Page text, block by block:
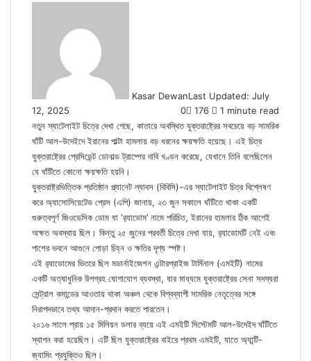
Kasar DewanLast Updated: July
12, 2025
0 176
1 minute read
নতুন স্যাটেলাইট চিত্রে দেখা গেছে, কাতারে অবস্থিত যুক্তরাষ্ট্রের সবচেয়ে বড় সামরিক
ঘাঁটি আল-উদেইদে ইরানের পাল্টা হামলায় বড় ধরনের ক্ষয়ক্ষতি হয়েছে। এই চিত্র
যুক্তরাষ্ট্রের প্রেসিডেন্ট ডোনাল্ড ট্রাম্পের দাবি খণ্ডন করেছে, যেখানে তিনি বলেছিলেন
যে ঘাঁটিতে কোনো ক্ষয়ক্ষতি হয়নি।
যুক্তরাষ্ট্রভিত্তিক প্রতিষ্ঠান প্ল্যানেট ল্যাবস (বিবিসি)-এর স্যাটেলাইট চিত্র বিশ্লেষণ
করে অ্যাসোসিয়েটেড প্রেস (এপি) জানায়, ২৩ জুন সকালে ঘাঁটিতে থাকা একটি
গুরুত্বপূর্ণ জিওডেসিক ডোম যা ‘র‍্যাডোম’ নামে পরিচিত, ইরানের হামলার ঠিক আগেই
অক্ষত অবস্থায় ছিল। কিন্তু ২৫ জুনের পরবর্তী চিত্রে দেখা যায়, র‍্যাডোমটি নেই এবং
পাশের ভবনে আগুনে পোড়া চিহ্ন ও ক্ষতির দৃশ্য স্পষ্ট।
এই র‍্যাডোমের ভিতরে ছিল মডার্নাইজেশন এন্টারপ্রাইজ টার্মিনাল (এমইটি) নামের
একটি অত্যাধুনিক উপগ্রহ যোগাযোগ ব্যবস্থা, যার মাধ্যমে যুক্তরাষ্ট্রের সেনা সদস্যরা
সেন্ট্রাল কমান্ডের আওতায় থাকা অঞ্চল থেকে বিশ্বব্যাপী সামরিক নেতৃত্বের সঙ্গে
নিরাপদভাবে তথ্য আদান-প্রদান করতে পারতেন।
২০১৬ সালে প্রায় ১৫ মিলিয়ন ডলার ব্যয়ে এই এমইটি সিস্টেমটি আল-উদেইদ ঘাঁটিতে
স্থাপন করা হয়েছিল। এটি ছিল যুক্তরাষ্ট্রের বাইরে প্রথম এমইটি, যাতে অ্যান্টি-
জ্যামিং প্রযুক্তিও ছিল।